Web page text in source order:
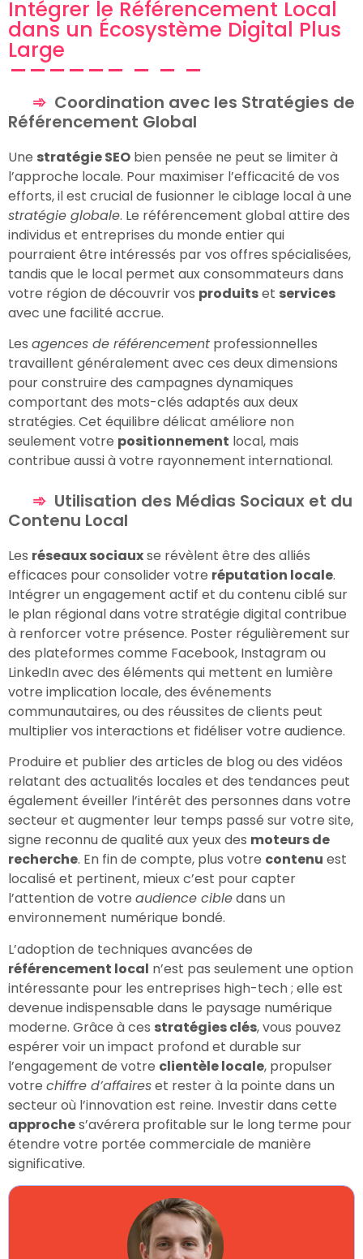
Intégrer le Référencement Local
dans un Écosystème Digital Plus
Large
Coordination avec les Stratégies de
Référencement Global
Une stratégie SEO bien pensée ne peut se limiter à
l’approche locale. Pour maximiser l’efficacité de vos
efforts, il est crucial de fusionner le ciblage local à une
stratégie globale. Le référencement global attire des
individus et entreprises du monde entier qui
pourraient être intéressés par vos offres spécialisées,
tandis que le local permet aux consommateurs dans
votre région de découvrir vos produitset services
avec une facilité accrue.
Les agences de référencement professionnelles
travaillent généralement avec ces deux dimensions
pour construire des campagnes dynamiques
comportant des mots-clés adaptés aux deux
stratégies. Cet équilibre délicat améliore non
seulement votre positionnement local, mais
contribue aussi à votre rayonnement international.
Utilisation des Médias Sociaux et du
Contenu Local
Les réseaux sociauxse révèlent être des alliés
efficaces pour consolider votre réputation locale.
Intégrer un engagement actif et du contenu ciblé sur
le plan régional dans votre stratégie digital contribue
à renforcer votre présence. Poster régulièrement sur
des plateformes comme Facebook, Instagram ou
LinkedIn avec des éléments qui mettent en lumière
votre implication locale, des événements
communautaires, ou des réussites de clients peut
multiplier vos interactions et fidéliser votre audience.
Produire et publier des articles de blog ou des vidéos
relatant des actualités locales et des tendances peut
également éveiller l’intérêt des personnes dans votre
secteur et augmenter leur temps passé sur votre site,
signe reconnu de qualité aux yeux des moteurs de
recherche. En fin de compte, plus votre contenu est
localisé et pertinent, mieux c’est pour capter
l’attention de votre audience cibledans un
environnement numérique bondé.
L’adoption de techniques avancées de
référencement local n’est pas seulement une option
intéressante pour les entreprises high-tech ; elle est
devenue indispensable dans le paysage numérique
moderne. Grâce à ces stratégies clés, vous pouvez
espérer voir un impact profond et durable sur
l’engagement de votre clientèle locale, propulser
votre chiffre d’affaireset rester à la pointe dans un
secteur où l’innovation est reine. Investir dans cette
approches’avérera profitable sur le long terme pour
étendre votre portée commerciale de manière
significative.